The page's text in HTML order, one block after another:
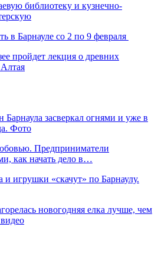
библиотеку и кузнечно-
в Барнауле со 2 по 9 февраля
пройдет лекция о древних
засверкал огнями и уже в
Фото
Предприниматели
как начать дело в…
игрушки «скачут» по Барнаулу.
новогодняя елка лучше, чем